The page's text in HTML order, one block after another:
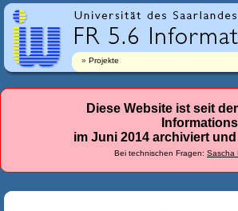
r
l
a
n
-
Projekte
Diese Website ist seit
im Juni 2014 archiviert
Bei technischen Fragen: Sascha